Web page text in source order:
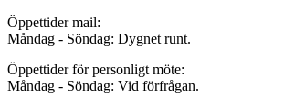
Öppettider mail:
Måndag - Söndag: Dygnet runt.
Öppettider för personligt möte:
Måndag - Söndag: Vid förfrågan.